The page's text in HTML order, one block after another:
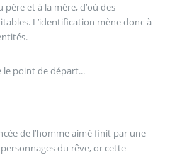
et à la mère, d’où des
L’identification mène donc à
point de départ...
de l’homme aimé finit par une
du rêve, or cette